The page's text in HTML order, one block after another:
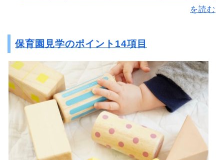
を読む
保育園見学のポイント14項目